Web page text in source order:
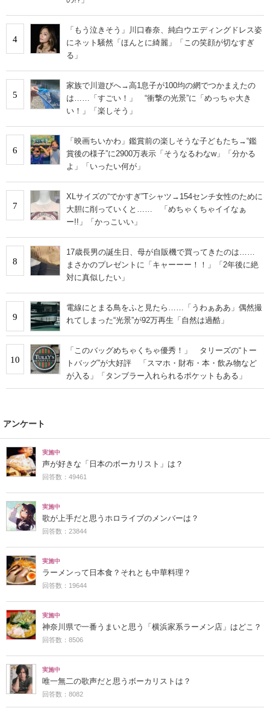
4
「もう泣きそう」川口春奈、純白ウエディングドレス姿
にネット騒然「ほんとに綺麗」「この笑顔が切なすぎ
る」
5
家族で川遊びへ→高1息子が100均の網でつかまえたの
は……「すごい！」 “衝撃の光景”に「めっちゃ大き
い！」「楽しそう」
6
「映画ちいかわ」鑑賞前の楽しそうな子どもたち→“鑑
賞後の様子”に2900万表示「そうなるわなw」「分かる
よ」「いったい何が」
7
XLサイズの“でかすぎ”Tシャツ→154センチ女性のために
大胆に削っていくと…… 「めちゃくちゃイイなぁ
ー!!」「かっこいい」
8
17歳長男の誕生日、母が自販機で買ってきたのは……
まさかのプレゼントに「キャーーー！！」「2年後に絶
対に真似したい」
9
電線にとまる鳥をふと見たら……「うわぁああ」偶然撮
れてしまった“光景”が92万再生「自然は過酷」
10
「このバッグめちゃくちゃ優秀！」 タリーズの“トー
トバッグ”が大好評 「スマホ・財布・本・飲み物など
が入る」「タンブラー入れられるポケットもある」
アンケート
実施中
声が好きな「日本のボーカリスト」は？
回答数：49461
実施中
歌が上手だと思うホロライブのメンバーは？
回答数：23844
実施中
ラーメンって日本食？それとも中華料理？
回答数：19644
実施中
神奈川県で一番うまいと思う「横浜家系ラーメン店」はどこ？
回答数：8506
実施中
唯一無二の歌声だと思うボーカリストは？
回答数：8082